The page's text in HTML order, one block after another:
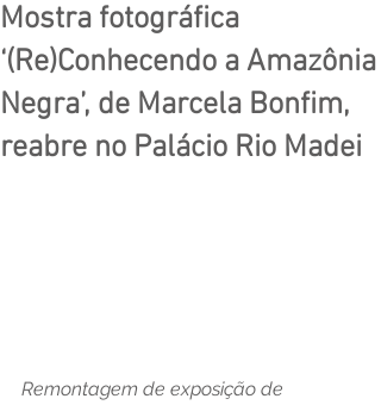
Mostra fotográfica
‘(Re)Conhecendo a Amazônia
Negra’, de Marcela Bonfim,
reabre no Palácio Rio Madei
Remontagem de exposição de